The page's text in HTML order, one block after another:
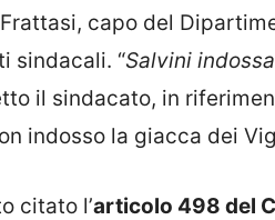
capo del
sindacali. “Salvini
il sindacato, in
indosso la giacca dei
citato l’articolo 498 del